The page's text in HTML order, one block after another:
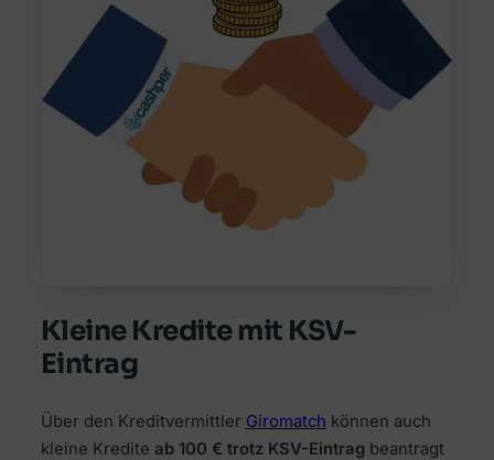
Kleine Kredite mit KSV-
Eintrag
Über den Kreditvermittler Giromatch können auch
kleine Kredite ab 100 € trotz KSV-Eintrag beantragt